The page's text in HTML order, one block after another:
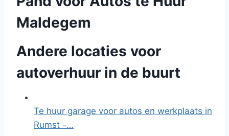
Maldegem
Andere locaties voor
autoverhuur in de buurt
Te huur garage voor autos en werkplaats in
Rumst -…